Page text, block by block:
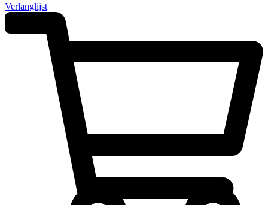
Verlanglijst